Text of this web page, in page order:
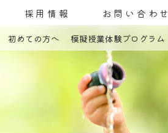
採用情報 お問い合わせ
初めての方へ 模擬授業体験プログラム